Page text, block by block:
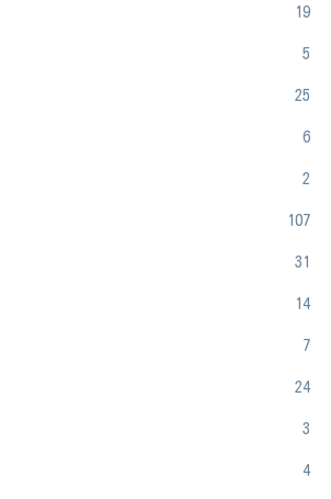
19
5
25
6
2
107
31
14
7
24
3
4